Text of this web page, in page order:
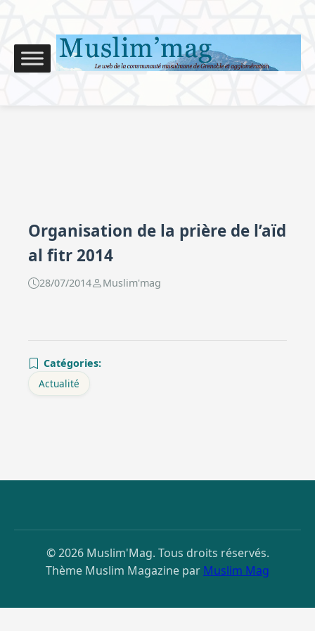
Organisation de la prière de l’aïd
al fitr 2014
28/07/2014 Muslim'mag
Catégories:
Actualité
© 2026 Muslim'Mag. Tous droits réservés.
Thème Muslim Magazine par Muslim Mag